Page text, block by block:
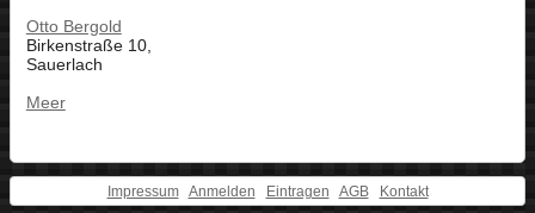
Otto Bergold
Birkenstraße 10,
Sauerlach
Meer
Impressum Anmelden Eintragen AGB Kontakt